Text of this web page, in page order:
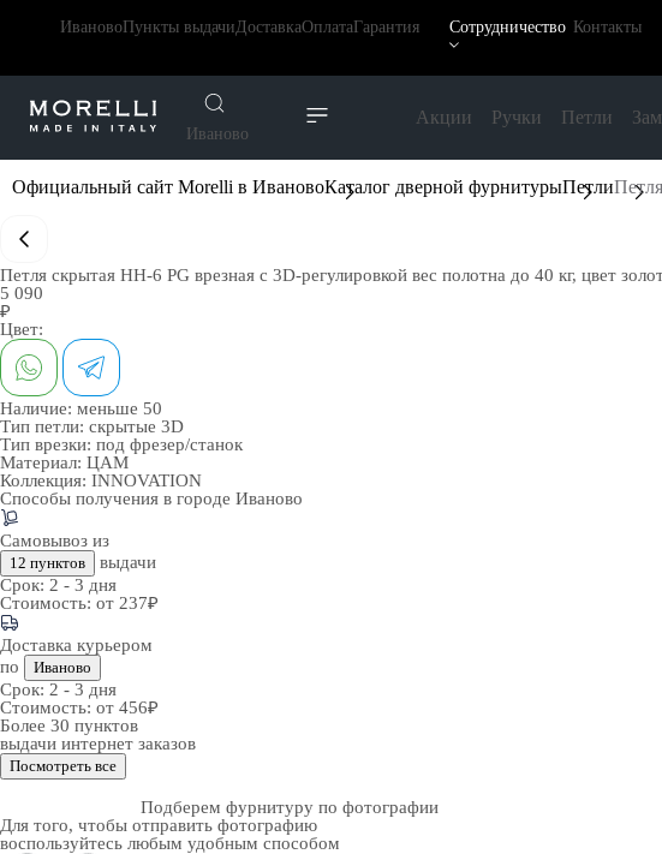
ИвановоПункты выдачиДоставкаОплатаГарантия Сотрудничество Контакты
Иваново
Акции Ручки Петли
Официальный сайт Morelli в ИвановоКаталог дверной фурнитурыПетли
Петля скрытая HH-6 PG врезная с 3D-регулировкой вес полотна до 40 кг, цвет
5 090
₽
Цвет:
Наличие: меньше 50
Тип петли: скрытые 3D
Тип врезки: под фрезер/станок
Материал: ЦАМ
Коллекция: INNOVATION
Способы получения в городе Иваново
Самовывоз из
12 пунктов
выдачи
Срок: 2 - 3 дня
Стоимость: от 237₽
Доставка курьером
по
Иваново
Срок: 2 - 3 дня
Стоимость: от 456₽
Более 30 пунктов
выдачи интернет заказов
Посмотреть все
Подберем фурнитуру по фотографии
Для того, чтобы отправить фотографию
воспользуйтесь любым удобным способом